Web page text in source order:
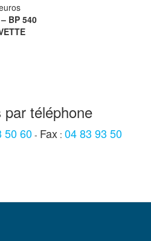
BP 540
téléphone
50 60 - Fax :04 83 93 50